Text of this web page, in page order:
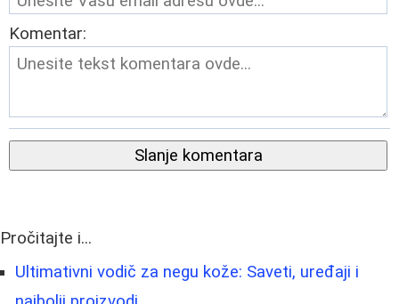
Komentar:
Slanje komentara
Pročitajte i...
Ultimativni vodič za negu kože: Saveti, uređaji i